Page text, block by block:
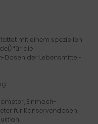
mit einem speziellen
für die
Dosen der Lebensmittel-
Einmach-
für Konservendosen,